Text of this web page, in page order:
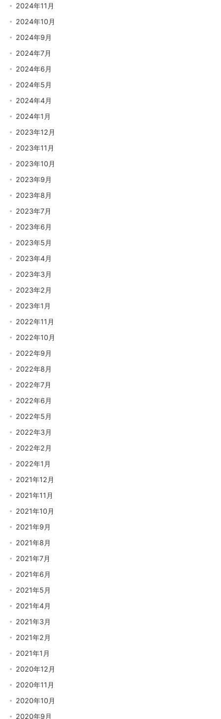
2024年11月
2024年10月
2024年9月
2024年7月
2024年6月
2024年5月
2024年4月
2024年1月
2023年12月
2023年11月
2023年10月
2023年9月
2023年8月
2023年7月
2023年6月
2023年5月
2023年4月
2023年3月
2023年2月
2023年1月
2022年11月
2022年10月
2022年9月
2022年8月
2022年7月
2022年6月
2022年5月
2022年3月
2022年2月
2022年1月
2021年12月
2021年11月
2021年10月
2021年9月
2021年8月
2021年7月
2021年6月
2021年5月
2021年4月
2021年3月
2021年2月
2021年1月
2020年12月
2020年11月
2020年10月
2020年9月